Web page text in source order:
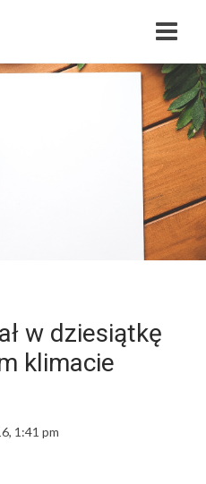
w dziesiątkę
klimacie
1:41 pm